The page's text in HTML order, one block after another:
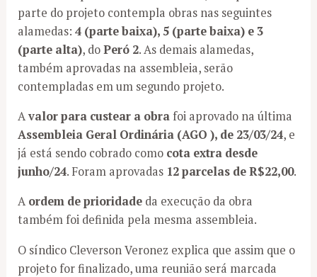
parte do projeto contempla obras nas seguintes
alamedas:4 (parte baixa), 5 (parte baixa) e 3
(parte alta), doPeró 2. As demais alamedas,
também aprovadas na assembleia, serão
contempladas em um segundo projeto.
Avalor para custear a obra foi aprovado na última
Assembleia Geral Ordinária (AGO ), de 23/03/24, e
já está sendo cobrado como cota extra desde
junho/24. Foram aprovadas 12 parcelas de R$22,00.
A ordem de prioridade da execução da obra
também foi definida pela mesma assembleia.
O síndico Cleverson Veronez explica que assim que o
projeto for finalizado, uma reunião será marcada